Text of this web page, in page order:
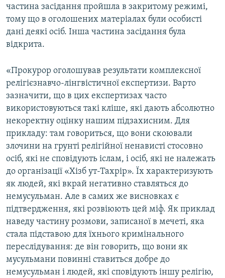
частина засідання пройшла в закритому режимі,
тому що в оголошених матеріалах були особисті
дані деякі осіб. Інша частина засідання була
відкрита.
«Прокурор оголошував результати комплексної
релігієзнавчо-лінгвістичної експертизи. Варто
зазначити, що в цих експертизах часто
використовуються такі кліше, які дають абсолютно
некоректну оцінку нашим підзахисним. Для
прикладу: там говориться, що вони скоювали
злочини на грунті релігійної ненависті стосовно
осіб, які не сповідують іслам, і осіб, які не належать
до організації «Хізб ут-Тахрір». Їх характеризують
як людей, які вкрай негативно ставляться до
немусульман. Але в самих же висновках є
підтвердження, які розвіюють цей міф. Як приклад
наведу частину розмови, записаної в мечеті, яка
стала підставою для їхнього кримінального
переслідування: де він говорить, що вони як
мусульмани повинні ставиться добре до
немусульман і людей, які сповідують іншу релігію,